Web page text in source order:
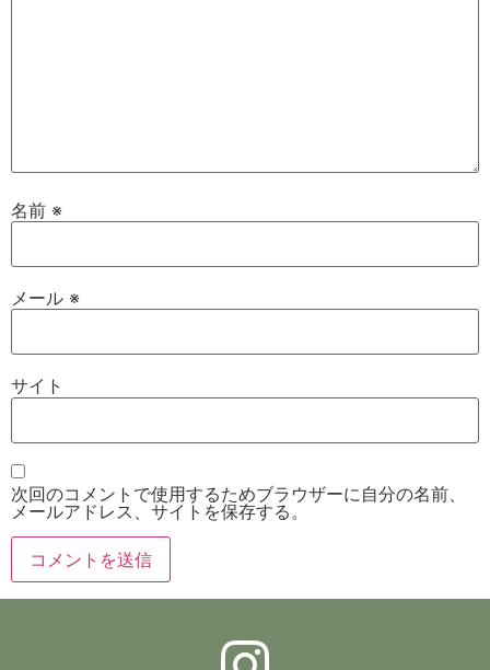
名前 ※
メール ※
サイト
次回のコメントで使用するためブラウザーに自分の名前、
メールアドレス、サイトを保存する。